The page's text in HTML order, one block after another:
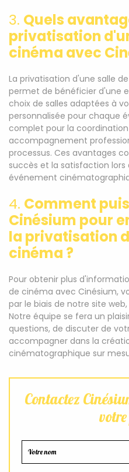
3. Quels
privatisation
cinéma avec
La privatisation d'une salle
permet de bénéficier d'une
choix de salles adaptées à
personnalisée pour chaque
complet pour la
accompagnement
processus. Ces avantages
succès et la satisfaction
événement
4. Comment
Cinésium pour
la privatisation
cinéma ?
Pour obtenir plus
de cinéma avec Cinésium,
par le biais de notre site
Notre équipe se fera un
questions, de discuter de
accompagner dans la
cinématographique sur
Contactez